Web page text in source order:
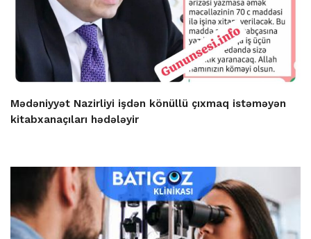
Mədəniyyət Nazirliyi işdən könüllü çıxmaq istəməyən
kitabxanaçıları hədələyir